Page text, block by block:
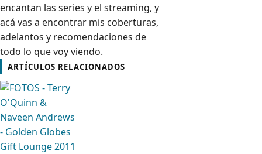
encantan las series y el streaming, y
acá vas a encontrar mis coberturas,
adelantos y recomendaciones de
todo lo que voy viendo.
ARTÍCULOS RELACIONADOS